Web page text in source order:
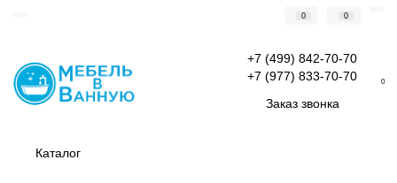
0 0
+7 (499) 842-70-70
+7 (977) 833-70-70
Заказ звонка
0
Каталог